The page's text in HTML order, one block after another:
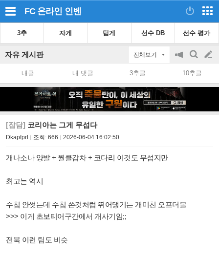
FC 온라인 인벤
3추 자게 팁게 선수 DB 선수 평가
자유 게시판 전체보기
공
지
on/off
검
색
글
쓰
내글 내 댓글 3추글 10추글
[잡담] 코리아는 그게 무섭다
Dkapfprl 조회: 666 2026-06-04 16:02:50
개나소나 양발 + 월클감차 + 코다리 이것도 무섭지만
최고는 역시
수침 안썻는데 수침 쓴것처럼 뛰어댕기는 개미친 오프더볼
>>> 이게 초보티어구간에서 개사기임;;
전북 이런 팀도 비슷